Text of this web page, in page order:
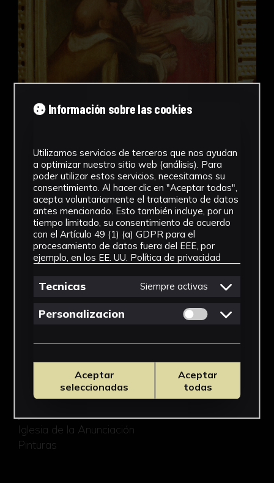
Entrega de los panes de la proposición
Juan de Roelas
Iglesia de la Anunciación
Pinturas
Niño Jesús
Niño Jesús
Juan de Roelas
Iglesia de la Anunciación
Pinturas
Información sobre las cookies
Utilizamos servicios de terceros que nos ayudan
a optimizar nuestro sitio web (análisis). Para
poder utilizar estos servicios, necesitamos su
consentimiento. Al hacer clic en "Aceptar todas",
acepta voluntariamente el tratamiento de datos
antes mencionado. Esto también incluye, por un
tiempo limitado, su consentimiento de acuerdo
con el Artículo 49 (1) (a) GDPR para el
procesamiento de datos fuera del EEE, por
ejemplo, en los EE. UU. Política de privacidad
Tecnicas Siempre activas
Personalizacion Permitir cookies
Aceptar
seleccionadas
Aceptar
todas